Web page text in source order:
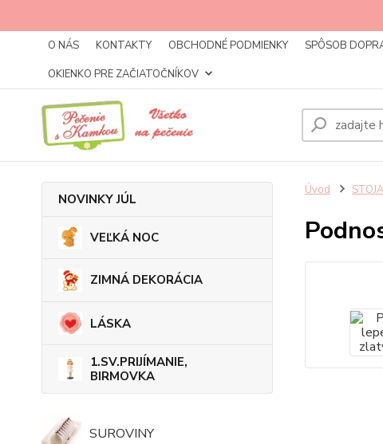
O NÁS KONTAKTY OBCHODNÉ PODMIENKY SPÔSOB
OKIENKO PRE ZAČIATOČNÍKOV
NOVINKY JÚL
VEĽKÁ NOC
ZIMNÁ DEKORÁCIA
LÁSKA
1.SV.PRIJÍMANIE,
BIRMOVKA
SUROVINY
Úvod